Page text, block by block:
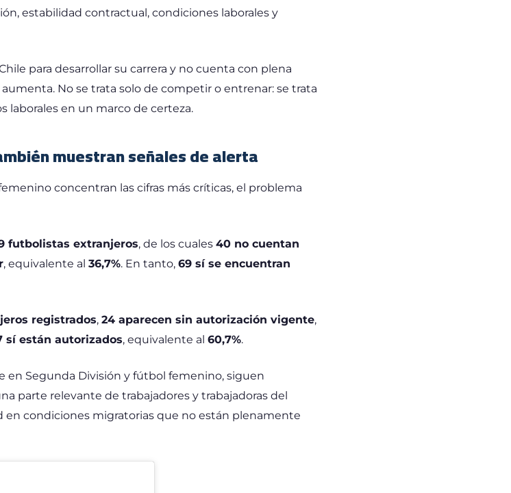
estabilidad contractual, condiciones laborales y
para desarrollar su carrera y no cuenta con plena
No se trata solo de competir o entrenar: se trata
laborales en un marco de certeza.
muestran señales de alerta
concentran las cifras más críticas, el problema
futbolistas extranjeros, de los cuales 40 no cuentan
, equivalente al 36,7%. En tanto, 69 sí se encuentran
registrados, 24 aparecen sin autorización vigente,
sí están autorizados, equivalente al 60,7%.
en Segunda División y fútbol femenino, siguen
parte relevante de trabajadores y trabajadoras del
en condiciones migratorias que no están plenamente